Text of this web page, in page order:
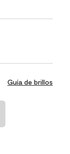
Guía de brillos